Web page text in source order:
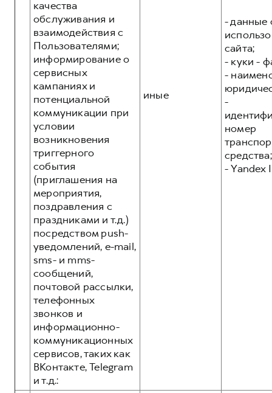
качества
обслуживания и
взаимодействия с
Пользователями;
информирование о
сервисных
кампаниях и
потенциальной
коммуникации при
условии
возникновения
триггерного
события
(приглашения на
мероприятия,
поздравления с
праздниками и т.д.)
посредством push-
уведомлений, e-mail,
sms- и mms-
сообщений,
почтовой рассылки,
телефонных
звонков и
информационно-
коммуникационных
сервисов, таких как
ВКонтакте, Telegram
и т.д.:
иные
- данные
сайта;
- куки -
-
-
номер
средства;
- Yandex